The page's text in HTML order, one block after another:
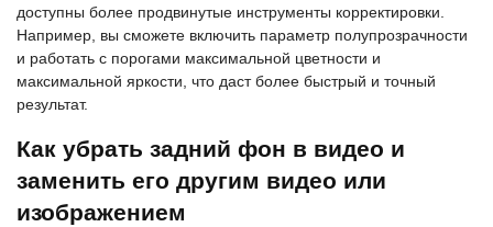
доступны более продвинутые инструменты корректировки.
Например, вы сможете включить параметр полупрозрачности
и работать с порогами максимальной цветности и
максимальной яркости, что даст более быстрый и точный
результат.
Как убрать задний фон в видео и
заменить его другим видео или
изображением